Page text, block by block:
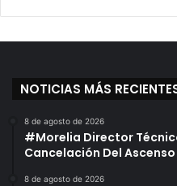
NOTICIAS MÁS
8 de agosto de 2026
#Morelia Director
Cancelación Del Ascenso
8 de agosto de 2026